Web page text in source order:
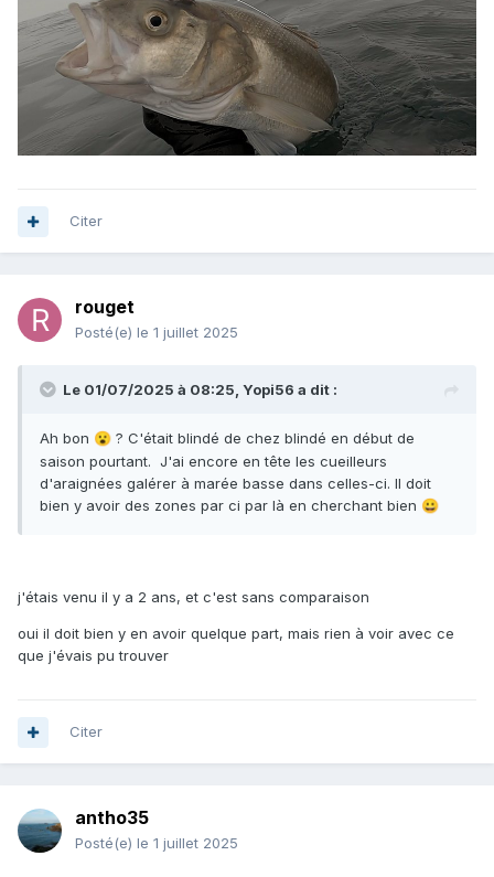
Citer
rouget
Posté(e) le 1 juillet 2025
Le 01/07/2025 à 08:25, Yopi56 a dit :
Ah bon 😮 ? C'était blindé de chez blindé en début de
saison pourtant. J'ai encore en tête les cueilleurs
d'araignées galérer à marée basse dans celles-ci. Il doit
bien y avoir des zones par ci par là en cherchant bien 😀
j'étais venu il y a 2 ans, et c'est sans comparaison
oui il doit bien y en avoir quelque part, mais rien à voir avec ce
que j'évais pu trouver
Citer
antho35
Posté(e) le 1 juillet 2025